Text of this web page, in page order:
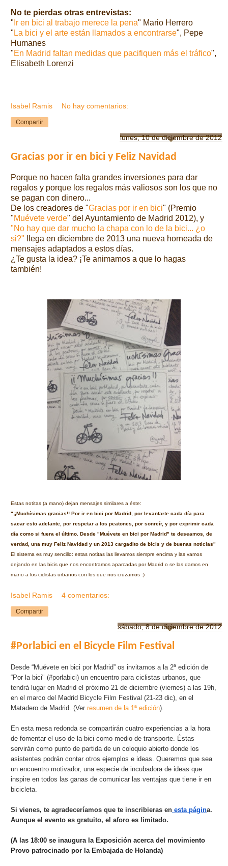
No te pierdas otras entrevistas:
" Ir en bici al trabajo merece la pena" Mario Herrero
" La bici y el arte están llamados a encontrarse", Pepe
Humanes
"En Madrid faltan medidas que pacifiquen más el tráfico",
Elisabeth Lorenzi
Isabel Ramis No hay comentarios:
Compartir
lunes, 10 de diciembre de 2012
Gracias por ir en bici y Feliz Navidad
Porque no hacen falta grandes inversiones para dar
regalos y porque los regalos más valiosos son los que no
se pagan con dinero...
De los creadores de "Gracias por ir en bici" (Premio
"Muévete verde" del Ayuntamiento de Madrid 2012), y
"No hay que dar mucho la chapa con lo de la bici... ¿o
si?" llega en diciembre de 2013 una nueva horneada de
mensajes adaptados a estos días.
¿Te gusta la idea? ¡Te animamos a que lo hagas
también!
Estas notitas (a mano) dejan mensajes similares a éste:
"¡¡Muchísimas gracias!! Por ir en bici por Madrid, por levantarte cada día para
sacar esto adelante, por respetar a los peatones, por sonreír, y por exprimir cada
día como si fuera el último. Desde "Muévete en bici por Madrid" te deseamos, de
verdad, una muy Feliz Navidad y un 2013 cargadito de bicis y de buenas noticias"
El sistema es muy sencillo: estas notitas las llevamos siempre encima y las vamos
dejando en las bicis que nos encontramos aparcadas por Madrid o se las damos en
mano a los ciclistas urbanos con los que nos cruzamos :)
Isabel Ramis 4 comentarios:
Compartir
sábado, 8 de diciembre de 2012
#Porlabici en el Bicycle Film Festival
Desde “Muévete en bici por Madrid” os invitamos a la 2ª edición de
“Por la bici" (#porlabici) un encuentro para ciclistas urbanos, que
tendrá lugar en Madrid el próximo 21 de diciembre (viernes) a las 19h,
en el marco del Madrid Bicycle Film Festival (21-23 dic), en el
Matadero de Madrid. (Ver resumen de la 1ª edición).
En esta mesa redonda se compartirán cuatro experiencias a la hora
de fomentar el uso de la bici como medio de transporte. Éstas
servirán como punto de partida de un coloquio abierto donde los
asistentes podrán contar otros ejemplos e ideas. Queremos que sea
un encuentro motivador, una especie de incubadora de ideas que
inspire en todos las ganas de comunicar las ventajas que tiene ir en
bicicleta.
Si vienes, te agradeceríamos que te inscribieras en esta página.
Aunque el evento es gratuito, el aforo es limitado.
(A las 18:00 se inaugura la Exposición acerca del movimiento
Provo patrocinado por la Embajada de Holanda)